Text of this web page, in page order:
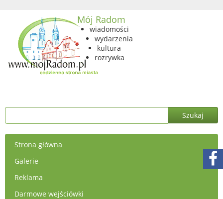
Mój Radom
wiadomości
wydarzenia
kultura
rozrywka
Strona główna
Galerie
Reklama
Darmowe wejściówki